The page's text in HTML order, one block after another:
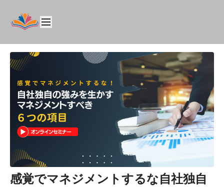
感覚でマネジメントするな自社独自